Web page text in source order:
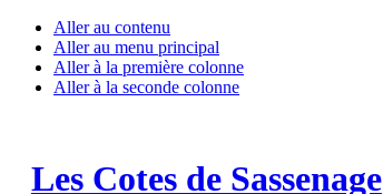
Aller au contenu
Aller au menu principal
Aller à la première colonne
Aller à la seconde colonne
Les Cotes de Sassenage